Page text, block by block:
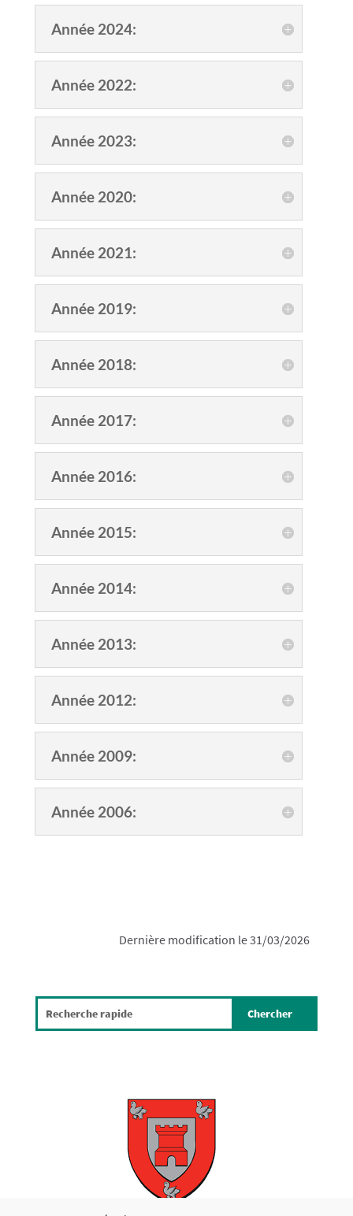
Année 2024:
Année 2022:
Année 2023:
Année 2020:
Année 2021:
Année 2019:
Année 2018:
Année 2017:
Année 2016:
Année 2015:
Année 2014:
Année 2013:
Année 2012:
Année 2009:
Année 2006:
Dernière modification le 31/03/2026